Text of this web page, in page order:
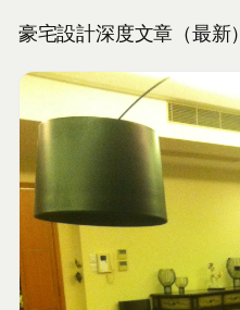
豪宅設計深度文章（最新）